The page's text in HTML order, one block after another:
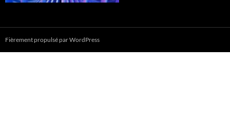
Fièrement propulsé par WordPress